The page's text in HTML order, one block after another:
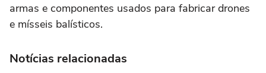
armas e componentes usados para fabricar drones
e mísseis balísticos.
Notícias relacionadas